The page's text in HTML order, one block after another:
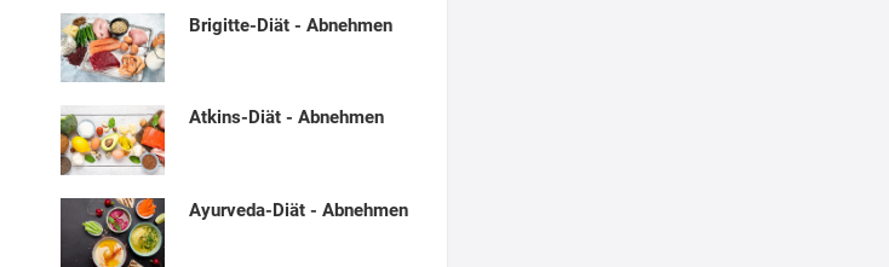
Brigitte-Diät - Abnehmen
Atkins-Diät - Abnehmen
Ayurveda-Diät - Abnehmen